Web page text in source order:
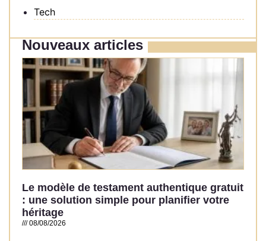
Tech
Nouveaux articles
Le modèle de testament authentique gratuit
: une solution simple pour planifier votre
héritage
08/08/2026